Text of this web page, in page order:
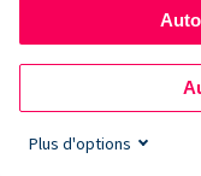
RELATING TO THIS
CUSTOMER TO
THE EVENT GIVING RISE TO
Nothing limits liability
Plus d'options